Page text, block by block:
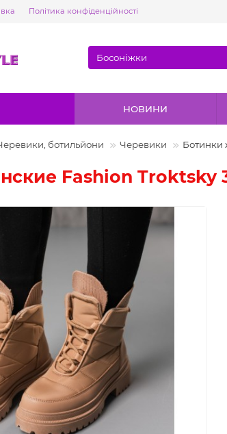
Політика конфіденційності
НОВИНИ
ботильйони Черевики Ботинки
Fashion Troktsky